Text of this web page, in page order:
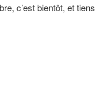
c’est bientôt, et